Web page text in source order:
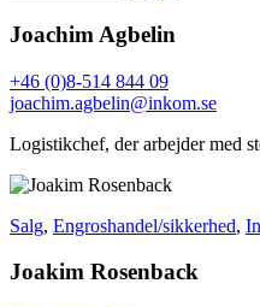
Joachim Agbelin
+46 (0)8-514 844 09
joachim.agbelin@inkom.se
Logistikchef, der arbejder med
Salg, Engroshandel/sikkerhed,
Joakim Rosenback